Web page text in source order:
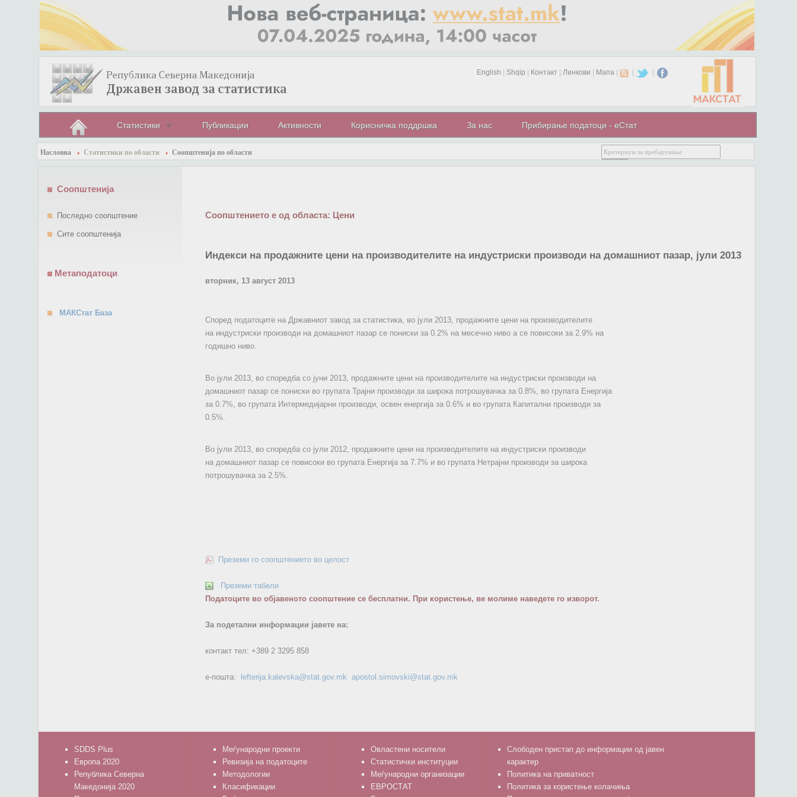
English Shqip Контакт Линкови Мапа| | |
Статистики Публикации Активности Корисничка поддршка За нас Прибирање податоци - еСтат
Насловна Статистики по области Соопштенија по области
Соопштението е од областа: Цени
Индекси на продажните цени на производителите на индустриски производи на домашниот пазар, јули 2013
вторник, 13 август 2013
Според податоците на Државниот завод за статистика, во јули 2013, продажните цени на производителите
на индустриски производи на домашниот пазар се пониски за 0.2% на месечно ниво а се повисоки за 2.9% на
годишно ниво.
Во јули 2013, во споредба со јуни 2013, продажните цени на производителите на индустриски производи на
домашниот пазар се пониски во групата Трајни производи за широка потрошувачка за 0.8%, во групата Енергија
за 0.7%, во групата Интермедијарни производи, освен енергија за 0.6% и во групата Капитални производи за
0.5%.
Во јули 2013, во споредба со јули 2012, продажните цени на производителите на индустриски производи
на домашниот пазар се повисоки во групата Енергија за 7.7% и во групата Нетрајни производи за широка
потрошувачка за 2.5%.
Преземи го соопштението во целост
Преземи табели
Податоците во објавеното соопштение се бесплатни. При користење, ве молиме наведете го изворот.
За подетални информации јавете на:
контакт тел: +389 2 3295 858
е-пошта: lefterija.kalevska@stat.gov.mk apostol.simovski@stat.gov.mk
Соопштенија
Последно соопштение
Сите соопштенија
Метаподатоци
МАКСтат База
SDDS Plus
Европа 2020
Република Северна
Македонија 2020
Меѓународни проекти
Ревизија на податоците
Методологии
Класификации
Овластени носители
Статистички институции
Меѓународни организации
ЕВРОСТАТ
Слободен пристап до информации од јавен
карактер
Политика на приватност
Политика за користење колачиња